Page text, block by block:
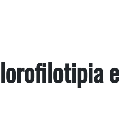
e